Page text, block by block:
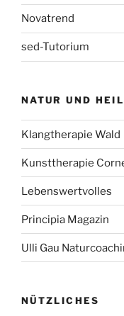
Novatrend
sed-Tutorium
NATUR UND
Klangtherapie Wald
Kunsttherapie
Lebenswertvolles
Principia Magazin
Ulli Gau
NÜTZLICHES